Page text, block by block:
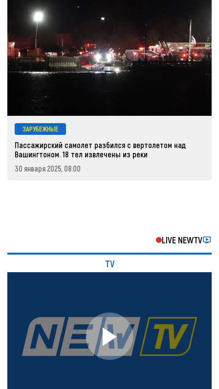
ЗАРУБЕЖНЫЕ
Пассажирский самолет разбился с вертолетом над
Вашингтоном. 18 тел извлечены из реки
30 января 2025, 08:00
LIVE NEWTV
TV